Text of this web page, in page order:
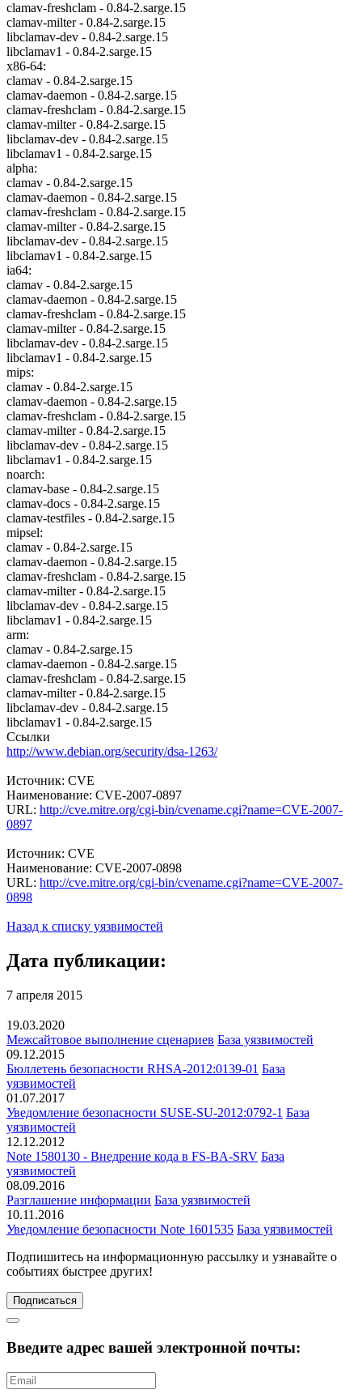
clamav-freshclam - 0.84-2.sarge.15
clamav-milter - 0.84-2.sarge.15
libclamav-dev - 0.84-2.sarge.15
libclamav1 - 0.84-2.sarge.15
x86-64:
clamav - 0.84-2.sarge.15
clamav-daemon - 0.84-2.sarge.15
clamav-freshclam - 0.84-2.sarge.15
clamav-milter - 0.84-2.sarge.15
libclamav-dev - 0.84-2.sarge.15
libclamav1 - 0.84-2.sarge.15
alpha:
clamav - 0.84-2.sarge.15
clamav-daemon - 0.84-2.sarge.15
clamav-freshclam - 0.84-2.sarge.15
clamav-milter - 0.84-2.sarge.15
libclamav-dev - 0.84-2.sarge.15
libclamav1 - 0.84-2.sarge.15
ia64:
clamav - 0.84-2.sarge.15
clamav-daemon - 0.84-2.sarge.15
clamav-freshclam - 0.84-2.sarge.15
clamav-milter - 0.84-2.sarge.15
libclamav-dev - 0.84-2.sarge.15
libclamav1 - 0.84-2.sarge.15
mips:
clamav - 0.84-2.sarge.15
clamav-daemon - 0.84-2.sarge.15
clamav-freshclam - 0.84-2.sarge.15
clamav-milter - 0.84-2.sarge.15
libclamav-dev - 0.84-2.sarge.15
libclamav1 - 0.84-2.sarge.15
noarch:
clamav-base - 0.84-2.sarge.15
clamav-docs - 0.84-2.sarge.15
clamav-testfiles - 0.84-2.sarge.15
mipsel:
clamav - 0.84-2.sarge.15
clamav-daemon - 0.84-2.sarge.15
clamav-freshclam - 0.84-2.sarge.15
clamav-milter - 0.84-2.sarge.15
libclamav-dev - 0.84-2.sarge.15
libclamav1 - 0.84-2.sarge.15
arm:
clamav - 0.84-2.sarge.15
clamav-daemon - 0.84-2.sarge.15
clamav-freshclam - 0.84-2.sarge.15
clamav-milter - 0.84-2.sarge.15
libclamav-dev - 0.84-2.sarge.15
libclamav1 - 0.84-2.sarge.15
Ссылки
http://www.debian.org/security/dsa-1263/
Источник: CVE
Наименование: CVE-2007-0897
URL: http://cve.mitre.org/cgi-bin/cvename.cgi?name=CVE-2007-
0897
Источник: CVE
Наименование: CVE-2007-0898
URL: http://cve.mitre.org/cgi-bin/cvename.cgi?name=CVE-2007-
0898
Назад к списку уязвимостей
Дата публикации:
7 апреля 2015
19.03.2020
Межсайтовое выполнение сценариев База уязвимостей
09.12.2015
Бюллетень безопасности RHSA-2012:0139-01 База
уязвимостей
01.07.2017
Уведомление безопасности SUSE-SU-2012:0792-1 База
уязвимостей
12.12.2012
Note 1580130 - Внедрение кода в FS-BA-SRV База
уязвимостей
08.09.2016
Разглашение информации База уязвимостей
10.11.2016
Уведомление безопасности Note 1601535 База уязвимостей
Подпишитесь на информационную рассылку и узнавайте о
событиях быстрее других!
Подписаться
Введите адрес вашей электронной почты: